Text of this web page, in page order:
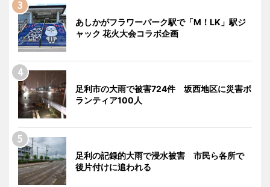
あしかがフラワーパーク駅で「M！LK」駅ジ
ャック 花火大会コラボ企画
足利市の大雨で被害724件 坂西地区に災害ボ
ランティア100人
足利の記録的大雨で浸水被害 市民ら各所で
後片付けに追われる